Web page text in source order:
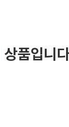
상품입니